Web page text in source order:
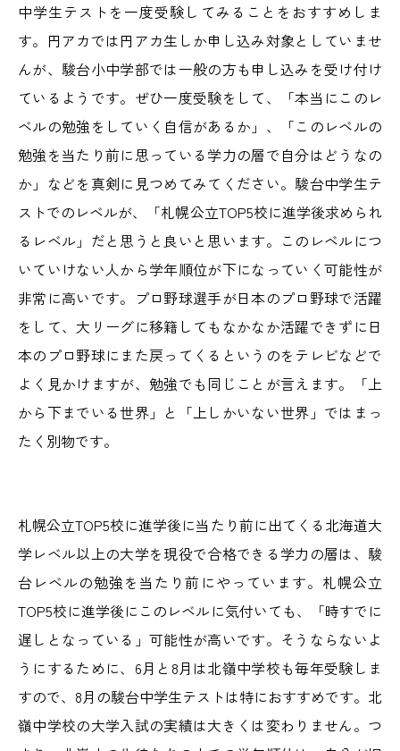
中学生テストを一度受験してみることをおすすめしま
す。円アカでは円アカ生しか申し込み対象としていませ
んが、駿台小中学部では一般の方も申し込みを受け付け
ているようです。ぜひ一度受験をして、「本当にこのレ
ベルの勉強をしていく自信があるか」、「このレベルの
勉強を当たり前に思っている学力の層で自分はどうなの
か」などを真剣に見つめてみてください。駿台中学生テ
ストでのレベルが、「札幌公立TOP5校に進学後求められ
るレベル」だと思うと良いと思います。このレベルにつ
いていけない人から学年順位が下になっていく可能性が
非常に高いです。プロ野球選手が日本のプロ野球で活躍
をして、大リーグに移籍してもなかなか活躍できずに日
本のプロ野球にまた戻ってくるというのをテレビなどで
よく見かけますが、勉強でも同じことが言えます。「上
から下までいる世界」と「上しかいない世界」ではまっ
たく別物です。
札幌公立TOP5校に進学後に当たり前に出てくる北海道大
学レベル以上の大学を現役で合格できる学力の層は、駿
台レベルの勉強を当たり前にやっています。札幌公立
TOP5校に進学後にこのレベルに気付いても、「時すでに
遅しとなっている」可能性が高いです。そうならないよ
うにするために、6月と8月は北嶺中学校も毎年受験しま
すので、8月の駿台中学生テストは特におすすめです。北
嶺中学校の大学入試の実績は大きくは変わりません。つ